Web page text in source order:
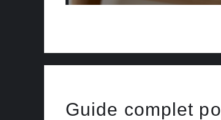
Guide complet